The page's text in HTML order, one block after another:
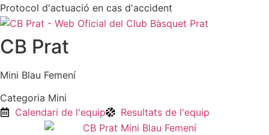
Protocol d'actuació en cas d'accident
CB Prat
Mini Blau Femení
Categoria Mini
Calendari de l'equip
Resultats de l'equip